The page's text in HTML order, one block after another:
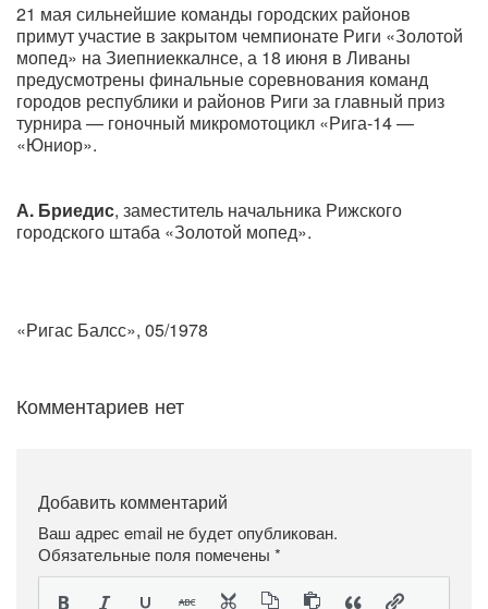
21 мая сильнейшие команды городских районов
примут участие в закрытом чемпионате Риги «Золотой
мопед» на Зиепниеккалнсе, а 18 июня в Ливаны
предусмотрены финальные соревнования команд
городов республики и районов Риги за главный приз
турнира — гоночный микромотоцикл «Рига-14 —
«Юниор».
А. Бриедис, заместитель начальника Рижского
городского штаба «Золотой мопед».
«Ригас Балсс», 05/1978
Комментариев нет
Добавить комментарий
Ваш адрес email не будет опубликован.
Обязательные поля помечены *